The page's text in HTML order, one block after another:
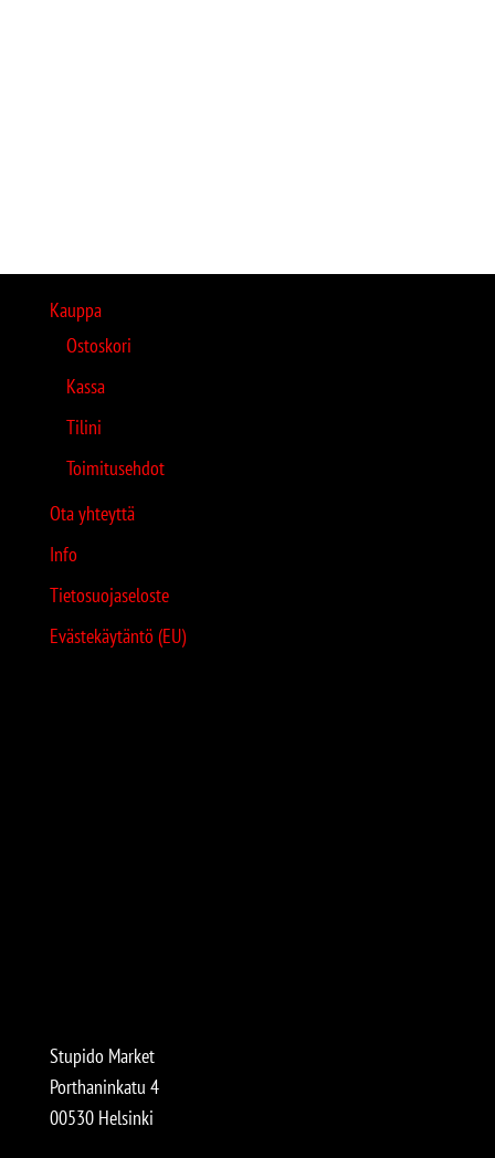
Kauppa
Ostoskori
Kassa
Tilini
Toimitusehdot
Ota yhteyttä
Info
Tietosuojaseloste
Evästekäytäntö (EU)
Stupido Market
Porthaninkatu 4
00530 Helsinki